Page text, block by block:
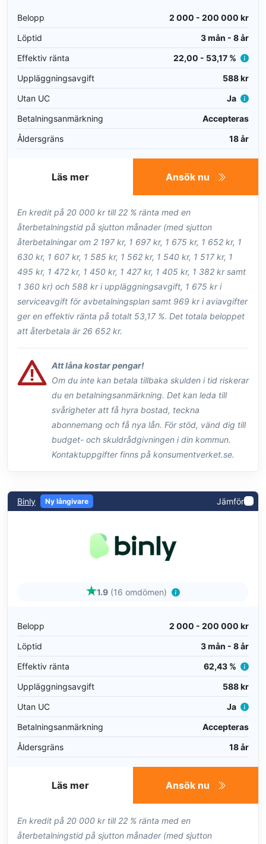
Belopp
2 000 - 200 000 kr
Löptid
3 mån - 8 år
Effektiv ränta
22,00 - 53,17 %
Uppläggningsavgift
588 kr
Utan UC
Ja
Betalningsanmärkning
Accepteras
Åldersgräns
18 år
Ansök nu
Läs mer
En kredit på 20 000 kr till 22 % ränta med en
återbetalningstid på sjutton månader (med sjutton
återbetalningar om 2 197 kr, 1 697 kr, 1 675 kr, 1 652 kr, 1
630 kr, 1 607 kr, 1 585 kr, 1 562 kr, 1 540 kr, 1 517 kr, 1
495 kr, 1 472 kr, 1 450 kr, 1 427 kr, 1 405 kr, 1 382 kr samt
1 360 kr) och 588 kr i uppläggningsavgift, 1 675 kr i
serviceavgift för avbetalningsplan samt 969 kr i aviavgifter
ger en effektiv ränta på totalt 53,17 %. Det totala beloppet
att återbetala är 26 652 kr.
Att låna kostar pengar!
Om du inte kan betala tillbaka skulden i tid riskerar
du en betalningsanmärkning. Det kan leda till
svårigheter att få hyra bostad, teckna
abonnemang och få nya lån. För stöd, vänd dig till
budget- och skuldrådgivningen i din kommun.
Kontaktuppgifter finns på konsumentverket.se.
Binly Ny långivare Jämför
1.9 (16 omdömen)
Belopp
2 000 - 200 000 kr
Löptid
3 mån - 8 år
Effektiv ränta
62,43 %
Uppläggningsavgift
588 kr
Utan UC
Ja
Betalningsanmärkning
Accepteras
Åldersgräns
18 år
Ansök nu
Läs mer
En kredit på 20 000 kr till 22 % ränta med en
återbetalningstid på sjutton månader (med sjutton